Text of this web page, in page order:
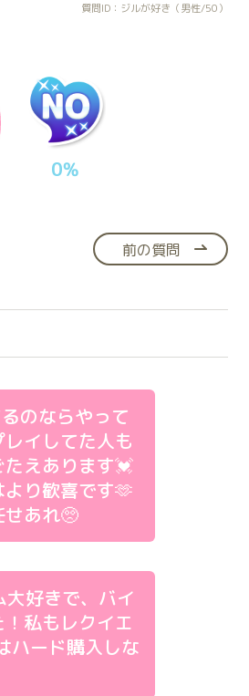
質問ID：ジルが好き（男性/50）
0%
前の質問
のならやって
イしてた人も
えあります💓
り歓喜です🫶
あれ🥺
大好きで、バイ
私もレクイエ
ハード購入しな